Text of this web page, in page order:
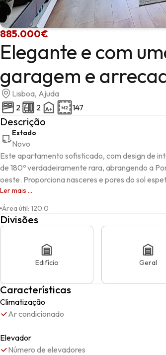
885.000€
Elegante e com
garagem e
Lisboa, Ajuda
2
2 147
Descrição
Estado
Novo
Este apartamento sofisticado, com design de
de 180º verdadeiramente rara, abrangendo a
oeste. Proporciona nasceres e pores do sol
Ler mais ...
Área útil: 120.0
Divisões
Edifício Geral
Características
Climatização
Ar condicionado
Elevador
Número de elevadores
Rua Alfredo da Silva, Ajuda, 1300-003,